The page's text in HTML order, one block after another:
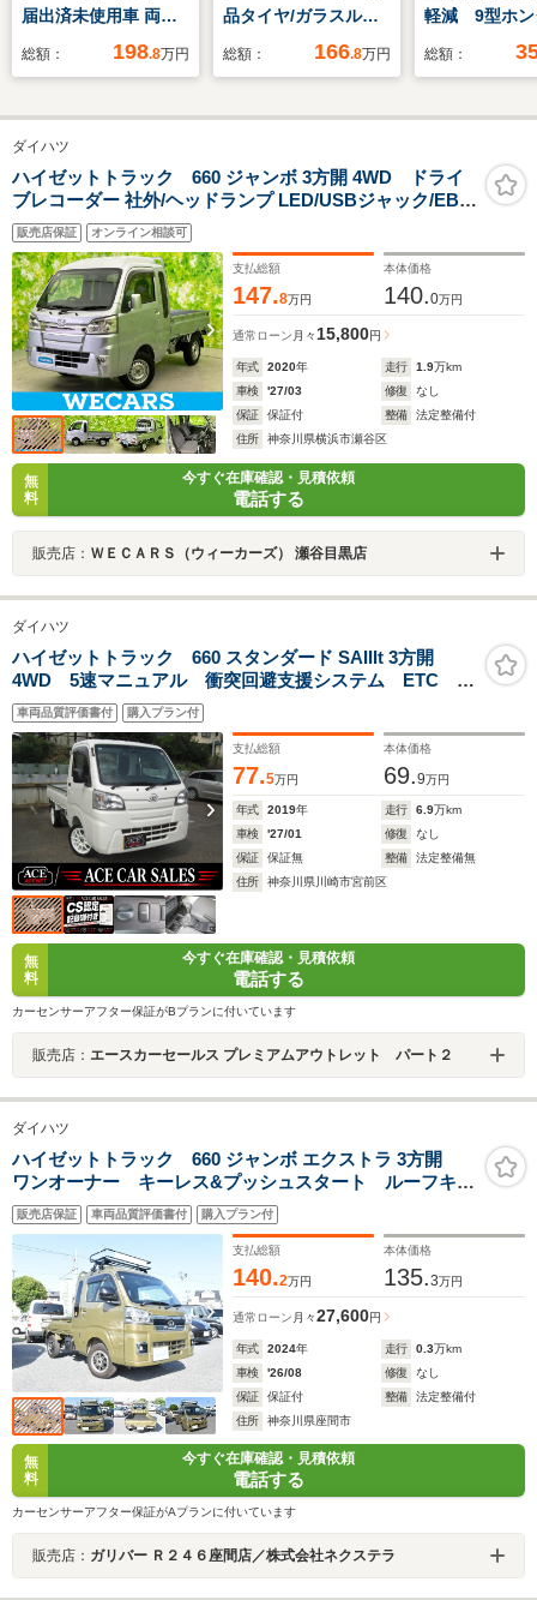
届出済未使用車 両側
パワースライドドア
スマートキー/プッシ
ュスタート クルーズ
コントロール 純正ア
ルミ LEDヘッドライ
ト ベンチシート シー
トヒーター
総額： 198.8万円
品タイヤ/ガラスルー
フ/純正 SDナビ/スマ
ヒーター/パノラマモ
支援システム/ドライ
ブレコーダー 純正/ヘ
総額： 166.8万円
軽減 9型ホン
クトディス
ー ハーフレ
LEDヘッド
ETC2.0
総額：
ダイハツ
ハイゼットトラック 660 ジャンボ 3方開 4WD ドライ
ブレコーダー 社外/ヘッドランプ LED/USBジャック/EBD
付ABS/禁煙車/エアバッグ 運転席/エアバッグ 助手席/パワ
ーウインドウ/キーレスエントリー/パワーステアリング
販売店保証 オンライン相談可
支払総額
147.8万円
本体価格
140.0万円
通常ローン 月々 15,800円
年式 2020年 走行 1.9万km
車検
'27/03 修復
なし
保証
保証付 整備
法定整備付
住所
神奈川県横浜市瀬谷区
無
料
今すぐ在庫確認・見積依頼
電話する
販売店： ＷＥＣＡＲＳ（ウィーカーズ） 瀬谷目黒店
ダイハツ
ハイゼットトラック 660 スタンダード SAIIIt 3方開
4WD 5速マニュアル 衝突回避支援システム ETC
LEDヘッドランプ 社外アルミ
車両品質評価書付 購入プラン付
支払総額
77.5万円
本体価格
69.9万円
年式 2019年 走行 6.9万km
車検
'27/01 修復
なし
保証
保証無 整備
法定整備無
住所
神奈川県川崎市宮前区
無
料
今すぐ在庫確認・見積依頼
電話する
カーセンサーアフター保証がBプランに付いています
販売店： エースカーセールス プレミアムアウトレット パート２
ダイハツ
ハイゼットトラック 660 ジャンボ エクストラ 3方開
ワンオーナー キーレス&プッシュスタート ルーフキャ
リア 作業灯 前後ソナー LEDヘッドライト 社外12
インチアルミ 純正CD マット バイザー ゲートプロ
テクター 保証書 取説 記録簿(R7)
販売店保証 車両品質評価書付 購入プラン付
支払総額
140.2万円
本体価格
135.3万円
通常ローン 月々27,600円
年式 2024年 走行 0.3万km
車検
'26/08 修復
なし
保証
保証付 整備
法定整備付
住所
神奈川県座間市
無
料
今すぐ在庫確認・見積依頼
電話する
カーセンサーアフター保証がAプランに付いています
販売店： ガリバー Ｒ２４６座間店／株式会社ネクステラ